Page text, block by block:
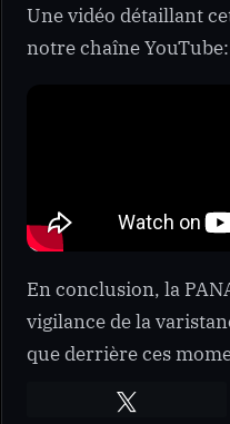
Une vidéo détaillant
notre chaîne YouTube:
En conclusion, la
vigilance de la
que derrière ces